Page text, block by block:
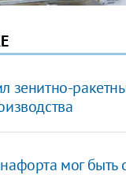
зенитно-
мог быть